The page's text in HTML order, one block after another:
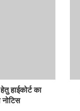
हाईकोर्ट का